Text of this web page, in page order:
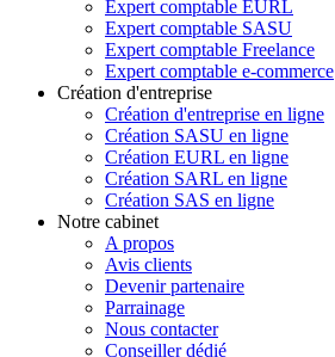
Expert comptable EURL
Expert comptable SASU
Expert comptable Freelance
Expert comptable e-commerce
Création d'entreprise
Création d'entreprise en ligne
Création SASU en ligne
Création EURL en ligne
Création SARL en ligne
Création SAS en ligne
Notre cabinet
A propos
Avis clients
Devenir partenaire
Parrainage
Nous contacter
Conseiller dédié